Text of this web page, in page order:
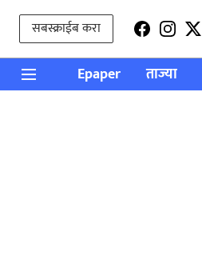
सबस्क्राईब करा
Epaper ताज्या